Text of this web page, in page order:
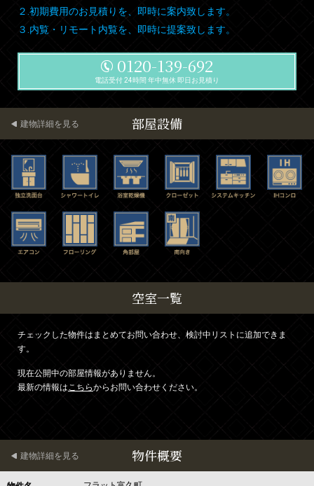
２.初期費用のお見積りを、即時に案内致します。
３.内覧・リモート内覧を、即時に提案致します。
0120-139-692
電話受付 24時間 年中無休 即日お見積り
部屋設備
建物詳細を見る
空室一覧
チェックした物件はまとめてお問い合わせ、検討中リストに追加できま
す。
現在公開中の部屋情報がありません。
最新の情報はこちらからお問い合わせください。
物件概要
建物詳細を見る